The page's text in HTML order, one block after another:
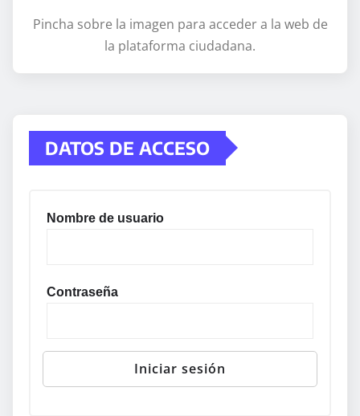
Pincha sobre la imagen para acceder a la web de
la plataforma ciudadana.
DATOS DE ACCESO
Nombre de usuario
Contraseña